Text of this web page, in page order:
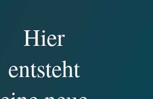
Hier
entsteht